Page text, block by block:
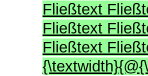
Fließtext
Fließtext
Fließtext